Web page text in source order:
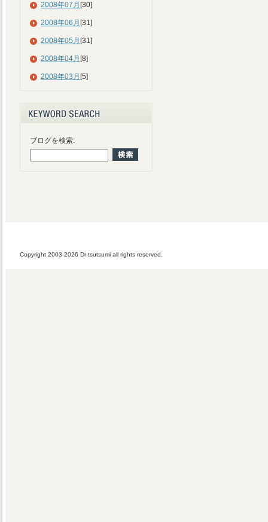
2008年07月 [30]
2008年06月 [31]
2008年05月 [31]
2008年04月 [8]
2008年03月 [5]
ブログを検索:
Copyright 2003-2026 Dr-tsutsumi all rights reserved.